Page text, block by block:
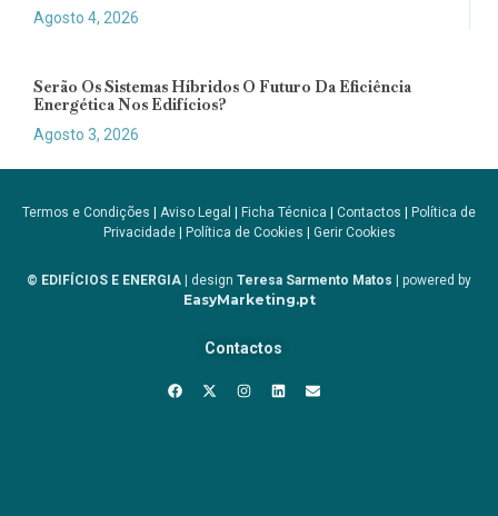
Agosto 4, 2026
Serão Os Sistemas Híbridos O Futuro Da Eficiência
Energética Nos Edifícios?
Agosto 3, 2026
Termos e Condições Aviso Legal Ficha Técnica Contactos
Política de
Privacidade| Política de Cookies Gerir Cookies
© EDIFÍCIOS E ENERGIA | design Teresa Sarmento Matos | powered by
EasyMarketing.pt
Contactos